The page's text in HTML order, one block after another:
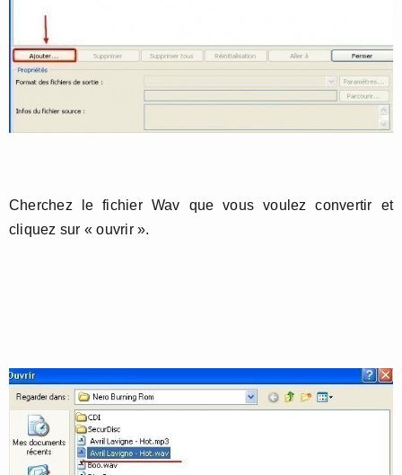
Cherchez le fichier Wav que vous voulez convertir et
cliquez sur « ouvrir ».